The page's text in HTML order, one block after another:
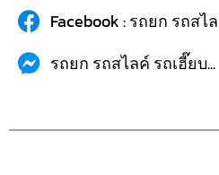
Facebook : รถยก รถสไ
รถยก รถสไลค์ รถเฮี๊ยบ...